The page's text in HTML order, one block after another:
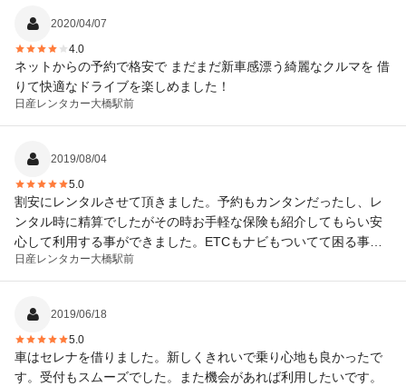
2020/04/07
4.0
ネットからの予約で格安で まだまだ新車感漂う綺麗なクルマを 借
りて快適なドライブを楽しめました！
日産レンタカー大橋駅前
2019/08/04
5.0
割安にレンタルさせて頂きました。予約もカンタンだったし、レ
ンタル時に精算でしたがその時お手軽な保険も紹介してもらい安
心して利用する事ができました。ETCもナビもついてて困る事は
ありませんでした！また利用したいです。
日産レンタカー大橋駅前
2019/06/18
5.0
車はセレナを借りました。新しくきれいで乗り心地も良かったで
す。受付もスムーズでした。また機会があれば利用したいです。